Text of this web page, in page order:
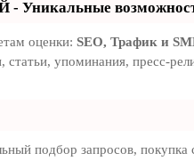
оценки:SEO, Трафик и
упоминания, пресс-
подбор запросов,